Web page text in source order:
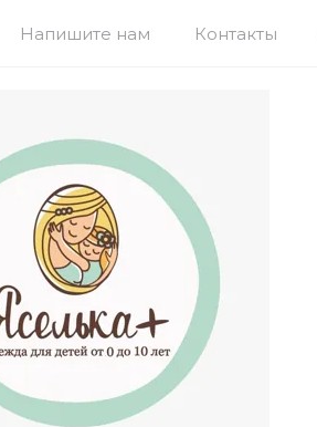
Напишите нам Контакты